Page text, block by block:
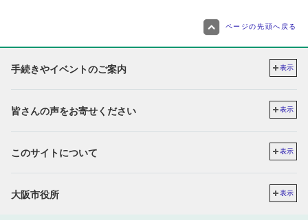
ページの先頭へ戻る
手続きやイベントのご案内 表示
皆さんの声をお寄せください 表示
このサイトについて 表示
大阪市役所 表示